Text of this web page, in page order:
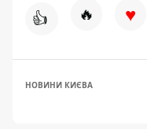
👍 🔥 ♥
НОВИНИ КИЄВА